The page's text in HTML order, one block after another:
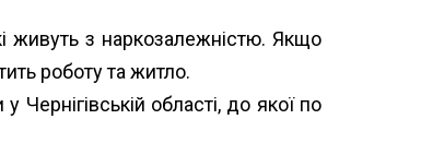
живуть з наркозалежністю. Якщо
роботу та житло.
області, до якої по